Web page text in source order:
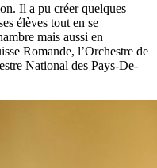
Il a pu créer quelques
élèves tout en se
mais aussi en
Romande, l’Orchestre de
National des Pays-De-